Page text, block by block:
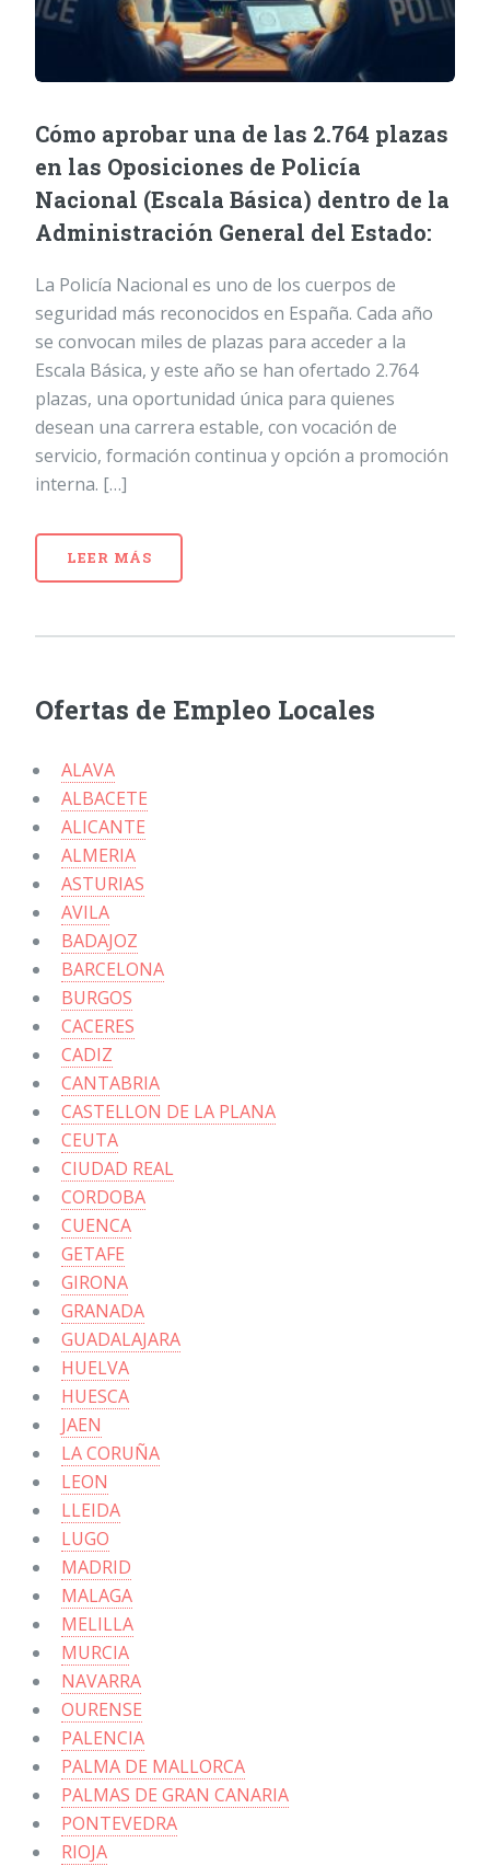
Cómo aprobar una de las 2.764 plazas
en las Oposiciones de Policía
Nacional (Escala Básica) dentro de la
Administración General del Estado:
La Policía Nacional es uno de los cuerpos de
seguridad más reconocidos en España. Cada año
se convocan miles de plazas para acceder a la
Escala Básica, y este año se han ofertado 2.764
plazas, una oportunidad única para quienes
desean una carrera estable, con vocación de
servicio, formación continua y opción a promoción
interna. […]
LEER MÁS
Ofertas de Empleo Locales
ALAVA
ALBACETE
ALICANTE
ALMERIA
ASTURIAS
AVILA
BADAJOZ
BARCELONA
BURGOS
CACERES
CADIZ
CANTABRIA
CASTELLON DE LA PLANA
CEUTA
CIUDAD REAL
CORDOBA
CUENCA
GETAFE
GIRONA
GRANADA
GUADALAJARA
HUELVA
HUESCA
JAEN
LA CORUÑA
LEON
LLEIDA
LUGO
MADRID
MALAGA
MELILLA
MURCIA
NAVARRA
OURENSE
PALENCIA
PALMA DE MALLORCA
PALMAS DE GRAN CANARIA
PONTEVEDRA
RIOJA